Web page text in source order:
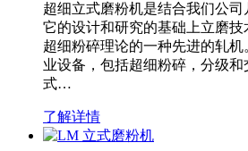
超细立式磨粉机是结合我们公司
它的设计和研究的基础上立磨
超细粉碎理论的一种先进的轧
业设备，包括超细粉碎，分级
式…
了解详情